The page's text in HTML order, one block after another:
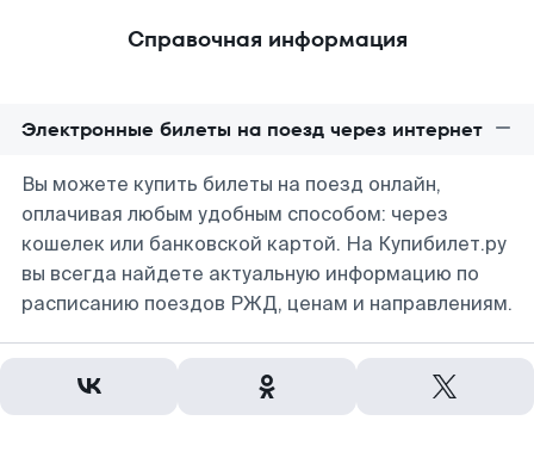
Справочная информация
Электронные билеты на поезд через интернет
Вы можете купить билеты на поезд онлайн,
оплачивая любым удобным способом: через
кошелек или банковской картой. На Купибилет.ру
вы всегда найдете актуальную информацию по
расписанию поездов РЖД, ценам и направлениям.